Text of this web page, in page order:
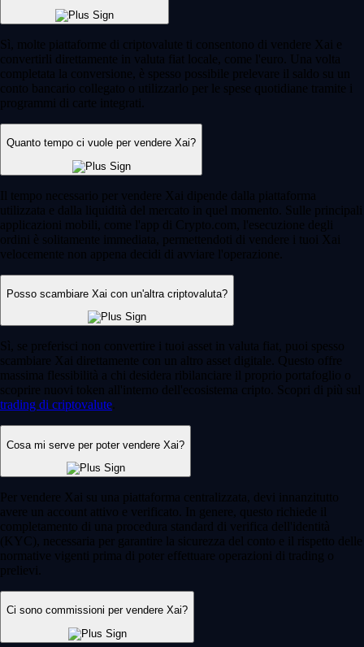
Sì, molte piattaforme di criptovalute ti consentono di vendere Xai e
convertirli direttamente in valuta fiat locale, come l'euro. Una volta
completata la conversione, è spesso possibile prelevare il saldo su un
conto bancario collegato o utilizzarlo per le spese quotidiane tramite i
programmi di carte integrati.
Quanto tempo ci vuole per vendere Xai?
Il tempo necessario per vendere Xai dipende dalla piattaforma
utilizzata e dalla liquidità del mercato in quel momento. Sulle principali
applicazioni mobili, come l'app di Crypto.com, l'esecuzione degli
ordini è solitamente immediata, permettendoti di vendere i tuoi Xai
velocemente non appena decidi di avviare l'operazione.
Posso scambiare Xai con un'altra criptovaluta?
Sì, se preferisci non convertire i tuoi asset in valuta fiat, puoi spesso
scambiare Xai direttamente con un altro asset digitale. Questo offre
massima flessibilità a chi desidera ribilanciare il proprio portafoglio o
scoprire nuovi token all'interno dell'ecosistema cripto. Scopri di più sul
trading di criptovalute
Cosa mi serve per poter vendere Xai?
Per vendere Xai su una piattaforma centralizzata, devi innanzitutto
avere un account attivo e verificato. In genere, questo richiede il
completamento di una procedura standard di verifica dell'identità
(KYC), necessaria per garantire la sicurezza del conto e il rispetto delle
normative vigenti prima di poter effettuare operazioni di trading o
prelievi.
Ci sono commissioni per vendere Xai?